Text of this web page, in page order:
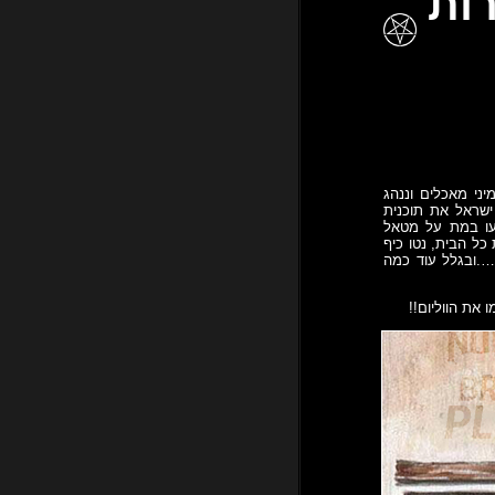
מאכלים וננהג
את תוכנית
במת על מטאל
כל הבית, נטו כיף
הקטע של "נינג'ה ישראל" פחות מומלץ לילדים מתחת לגיל 18. אה….ובגלל עוד כמה
את הווליום!!